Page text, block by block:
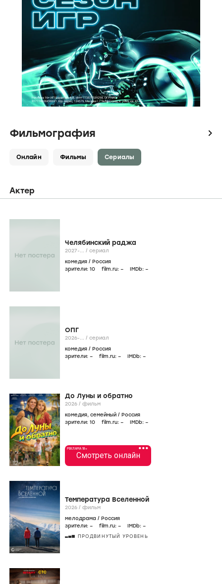
Фильмография icon
Онлайн Фильмы Сериалы
Актер
Челябинский раджа
2027-... / сериал
комедия / Россия
зрители: 10 film.ru: – IMDb: –
ОПГ
2026-... / сериал
комедия / Россия
зрители: – film.ru: – IMDb: –
До Луны и обратно
2026 / фильм
комедия, семейный / Россия
зрители: 10 film.ru: – IMDb: –
•••
РЕКЛАМА 18+
Смотреть онлайн
Температура Вселенной
2026 / фильм
мелодрама / Россия
зрители: – film.ru: – IMDb: –
ПРОДВИНУТЫЙ УРОВЕНЬ